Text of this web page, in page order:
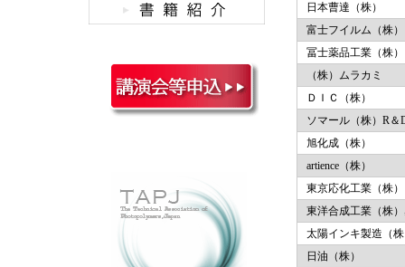
日本曹達（株）
富士フイルム（株）
冨士薬品工業（株）
（株）ムラカミ
ＤＩＣ（株）
ソマール（株）R＆
旭化成（株）
artience（株）
東京応化工業（株）
東洋合成工業（株
太陽インキ製造（
日油（株）